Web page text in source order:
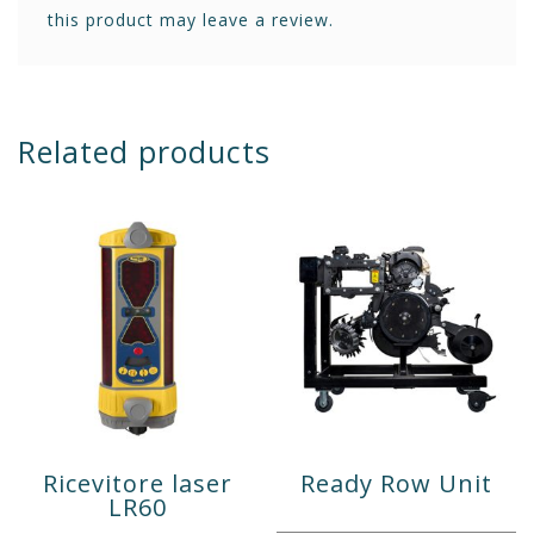
this product may leave a review.
Related products
Ricevitore laser
LR60
Ready Row Unit